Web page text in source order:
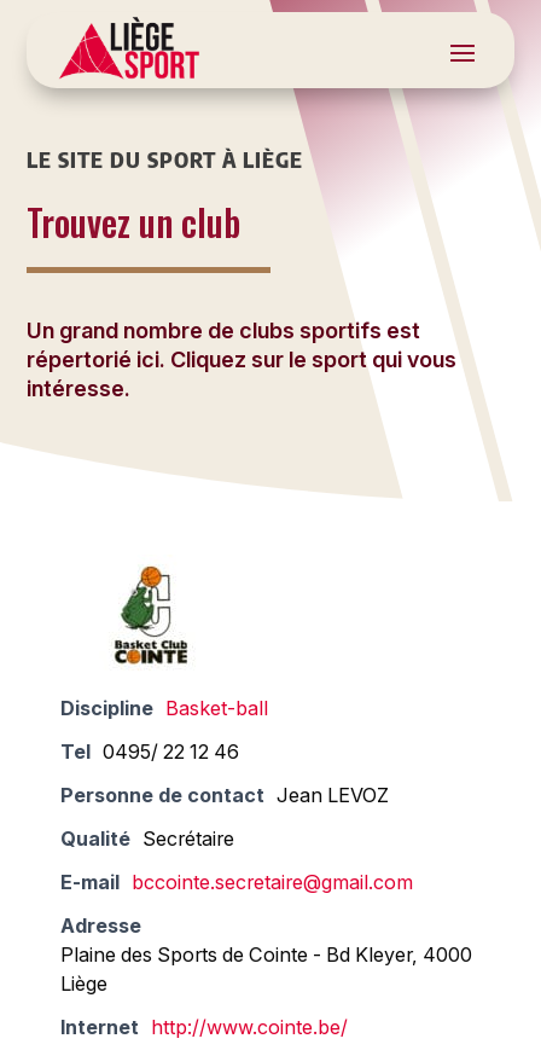
LE SITE DU SPORT À LIÈGE
Trouvez un club
Un grand nombre de clubs sportifs est
répertorié ici. Cliquez sur le sport qui vous
intéresse.
Discipline Basket-ball
Tel 0495/ 22 12 46
Personne de contact Jean LEVOZ
Qualité Secrétaire
E-mail bccointe.secretaire@gmail.com
Adresse
Plaine des Sports de Cointe - Bd Kleyer, 4000
Liège
Internet http://www.cointe.be/